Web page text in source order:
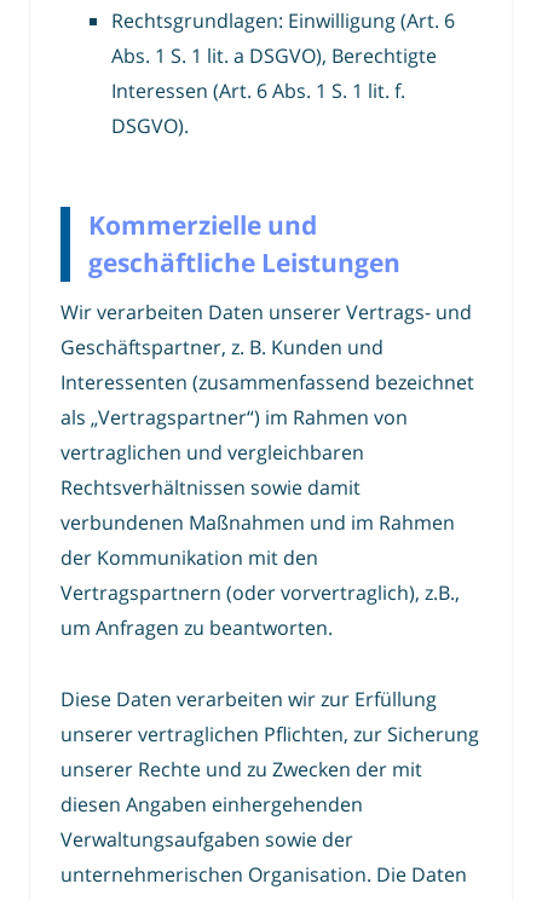
Rechtsgrundlagen: Einwilligung (Art. 6
Abs. 1 S. 1 lit. a DSGVO), Berechtigte
Interessen (Art. 6 Abs. 1 S. 1 lit. f.
DSGVO).
Kommerzielle und
geschäftliche Leistungen
Wir verarbeiten Daten unserer Vertrags- und
Geschäftspartner, z. B. Kunden und
Interessenten (zusammenfassend bezeichnet
als „Vertragspartner“) im Rahmen von
vertraglichen und vergleichbaren
Rechtsverhältnissen sowie damit
verbundenen Maßnahmen und im Rahmen
der Kommunikation mit den
Vertragspartnern (oder vorvertraglich), z.B.,
um Anfragen zu beantworten.
Diese Daten verarbeiten wir zur Erfüllung
unserer vertraglichen Pflichten, zur Sicherung
unserer Rechte und zu Zwecken der mit
diesen Angaben einhergehenden
Verwaltungsaufgaben sowie der
unternehmerischen Organisation. Die Daten